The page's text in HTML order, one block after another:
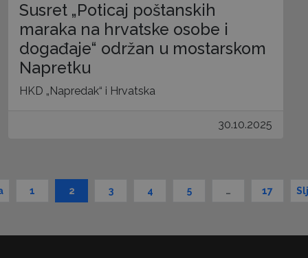
Susret „Poticaj poštanskih
maraka na hrvatske osobe i
događaje“ održan u mostarskom
Napretku
HKD „Napredak“ i Hrvatska
30.10.2025
1 2 3 4 5 … 17